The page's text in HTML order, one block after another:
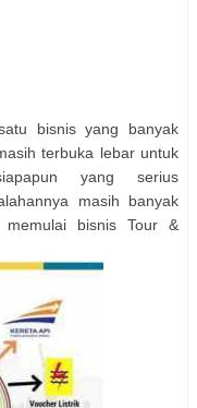
bisnis yang banyak
terbuka lebar untuk
yang serius
masih banyak
memulai bisnis Tour &